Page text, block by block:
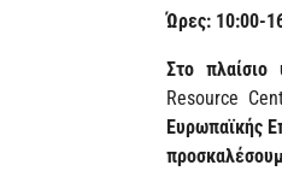
Ώρες: 10:00-
Στο πλαίσιο
Resource
Ευρωπαϊκής